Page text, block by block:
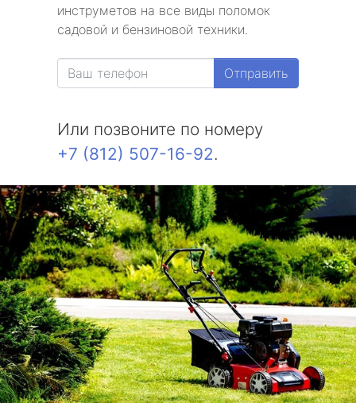
Александровская
Молодежное
Комарово
Усть-Ижора
Саперный
Петро-Славянка
Тярлево
инструметов на все виды поломок
садовой и бензиновой техники.
Отправить
Или позвоните по номеру
+7 (812) 507-16-92.